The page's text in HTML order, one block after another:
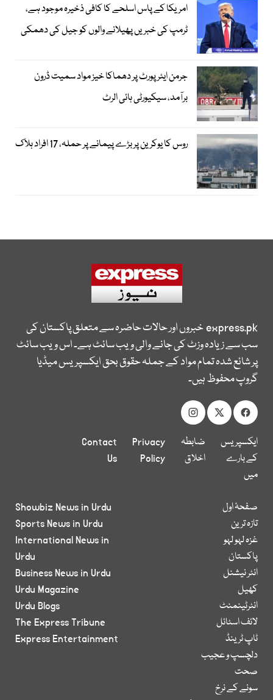
امریکا کے پاس اسلحے کا کافی ذخیرہ موجود ہے،
ٹرمپ کی خبریں پھیلانے والوں کو جیل کی دھمکی
جرمن ایئرپورٹ پر دھماکا خیز مواد سمیت ڈرون
برآمد، سیکیورٹی ہائی الرٹ
روس کا یوکرین پر بڑے پیمانے پر حملہ، 17 افراد ہلاک
express.pkخبروں اور حالات حاضرہ سے متعلق پاکستان کی
سب سے زیادہ وزٹ کی جانے والی ویب سائٹ ہے۔ اس ویب سائٹ
پر شائع شدہ تمام مواد کے جملہ حقوق بحق ایکسپریس میڈیا
گروپ محفوظ ہیں۔
ایکسپریس
کے بارے
میں
ضابطہ
اخلاق
Privacy
Policy
Contact
Us
صفحۂ اول
تازہ ترین
غزہ لہو لہو
پاکستان
انٹر نیشنل
کھیل
انٹرٹینمنٹ
لائف اسٹائل
ٹاپ ٹرینڈ
دلچسپ و عجیب
صحت
سونے کے نرخ
Showbiz News in Urdu
Sports News in Urdu
International News in
Urdu
Business News in Urdu
Urdu Magazine
Urdu Blogs
The Express Tribune
Express Entertainment